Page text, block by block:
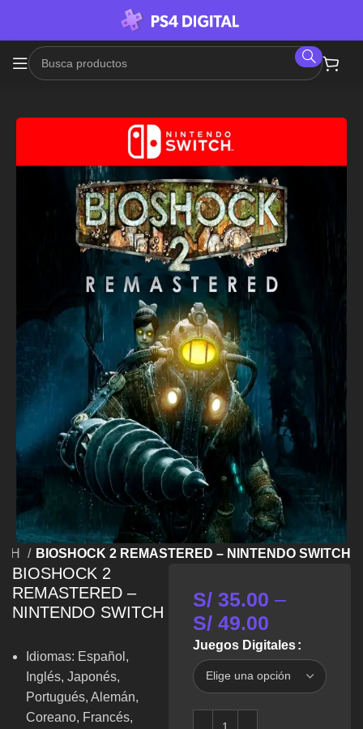
BIOSHOCK 2 REMASTERED – NINTENDO SWITCH
BIOSHOCK 2
REMASTERED –
NINTENDO SWITCH
Idiomas: Español,
Inglés, Japonés,
Portugués, Alemán,
Coreano, Francés,
S/35.00 –
S/49.00
Juegos Digitales